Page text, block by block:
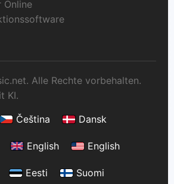
Online
Alle Rechte vorbehalten.
KI.
Čeština Dansk
English English
Eesti Suomi